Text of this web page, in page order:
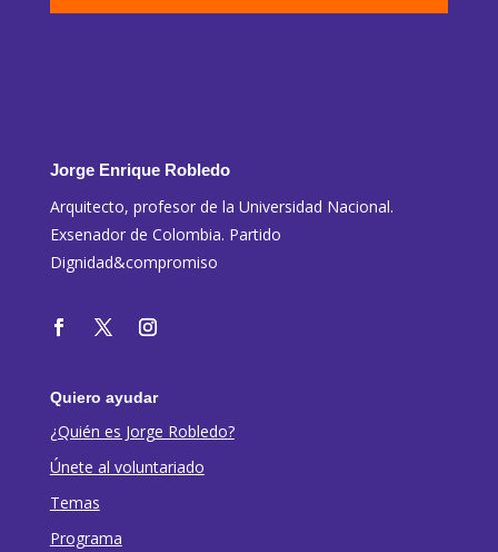
Jorge Enrique Robledo
Arquitecto, profesor de la Universidad Nacional.
Exsenador de Colombia. Partido
Dignidad&compromiso
Quiero ayudar
¿Quién es Jorge Robledo?
Únete al voluntariado
Temas
Programa